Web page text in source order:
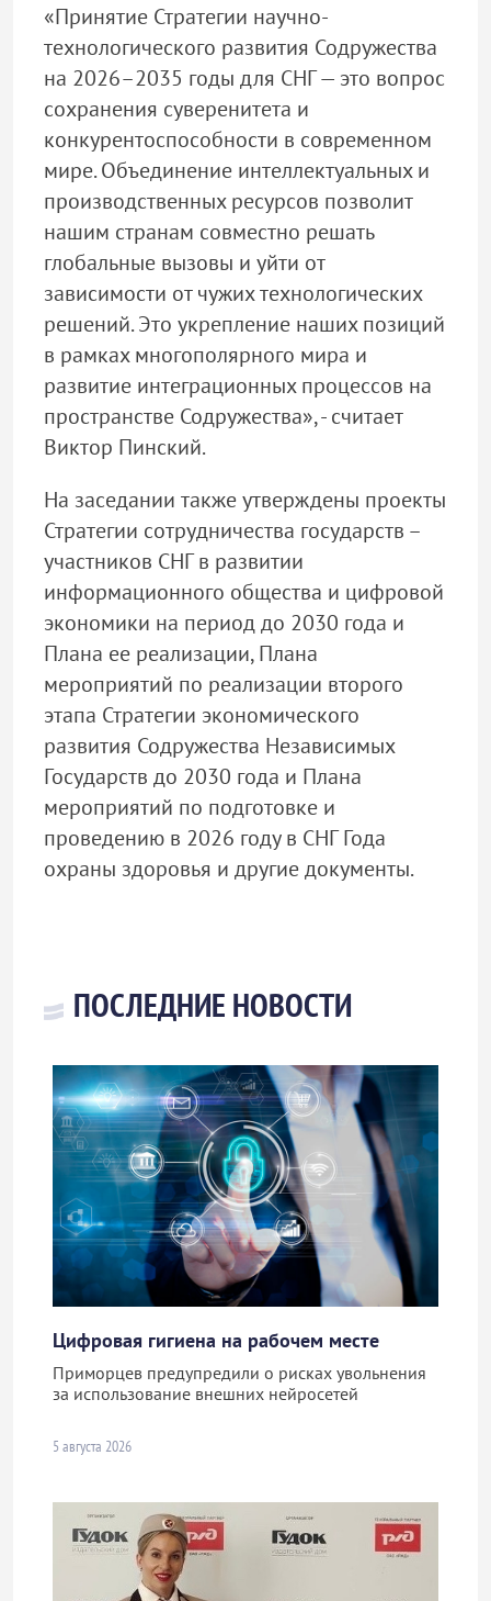
«Принятие Стратегии научно-
технологического развития Содружества
на 2026–2035 годы для СНГ — это вопрос
сохранения суверенитета и
конкурентоспособности в современном
мире. Объединение интеллектуальных и
производственных ресурсов позволит
нашим странам совместно решать
глобальные вызовы и уйти от
зависимости от чужих технологических
решений. Это укрепление наших позиций
в рамках многополярного мира и
развитие интеграционных процессов на
пространстве Содружества», - считает
Виктор Пинский.
На заседании также утверждены проекты
Стратегии сотрудничества государств –
участников СНГ в развитии
информационного общества и цифровой
экономики на период до 2030 года и
Плана ее реализации, Плана
мероприятий по реализации второго
этапа Стратегии экономического
развития Содружества Независимых
Государств до 2030 года и Плана
мероприятий по подготовке и
проведению в 2026 году в СНГ Года
охраны здоровья и другие документы.
ПОСЛЕДНИЕ НОВОСТИ
Цифровая гигиена на рабочем месте
Приморцев предупредили о рисках увольнения
за использование внешних нейросетей
5 августа 2026